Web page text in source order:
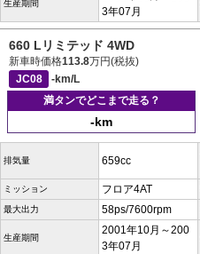
生産期間
3年07月
660 Lリミテッド 4WD
新車時価格113.8万円(税抜)
JC08
-km/L
満タンでどこまで走る？
-km
排気量 659cc
ミッション フロア4AT
最大出力 58ps/7600rpm
生産期間
2001年10月～200
3年07月